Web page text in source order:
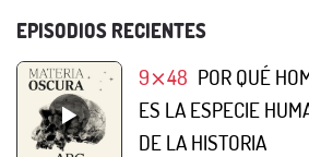
EPISODIOS RECIENTES
9⨯48 POR QUÉ
ES LA ESPECIE
DE LA HISTORIA